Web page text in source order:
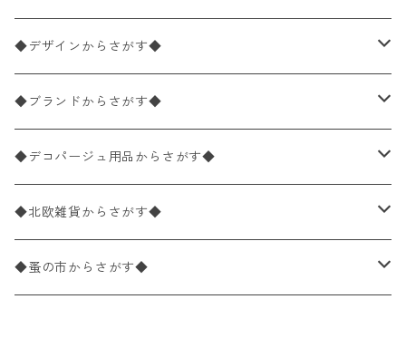
ペーパーナプキン1枚バラ売り
ペーパーナプキン20枚入りパック
ペーパーナプキン10枚入りパック
ライスペーパー
ペーパーリネンナプキン
33×33cm（ランチサイズ）
バラ売り
パック売り
25×25cm（カクテルサイズ）
バラ売り
パック売り
40×40cm（ディナーサイズ）
バラ売り
パック売り
21×21cm（ポケットサイズ）
バラ売り
33cm（ラウンド）
◆デザインからさがす◆
花柄
植物・グリーン柄
動物・鳥・昆虫・蝶柄
海・魚柄
◆ブランドからさがす◆
ドイツ製 IHR/イア
ランチサイズ
カクテルサイズ
ドイツ製 Ambiente/アンビエンテ
ランチサイズ
ドイツ製 Paperproducts Design
◆デコパージュ用品からさがす◆
デコパージュ液
デコパージュ下地
◆北欧雑貨からさがす◆
シリコンモールド
◆蚤の市からさがす◆